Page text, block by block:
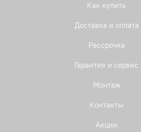
Как купить
Доставка и оплата
Рассрочка
Гарантия и сервис
Монтаж
Контакты
Акции